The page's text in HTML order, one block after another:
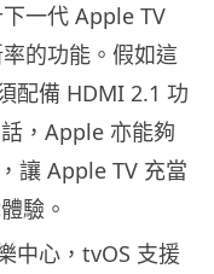
一代 Apple TV
的功能。假如這
配備 HDMI 2.1 功
，Apple 亦能夠
讓 Apple TV 充當
驗。
中心，tvOS 支援